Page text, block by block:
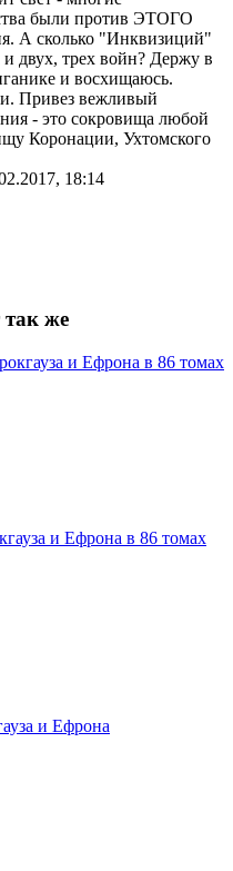
были против ЭТОГО
сколько "Инквизиций"
двух, трех войн? Держу в
и восхищаюсь.
Привез вежливый
- это сокровища любой
Коронации, Ухтомского
18:14
же
и Ефрона в 86 томах